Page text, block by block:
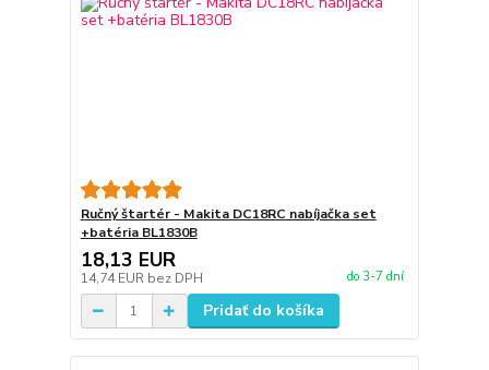
Ručný štartér - Makita DC18RC nabíjačka set
+batéria BL1830B
18,13 EUR
14,74 EUR bez DPH do 3-7 dní
Pridať do košíka